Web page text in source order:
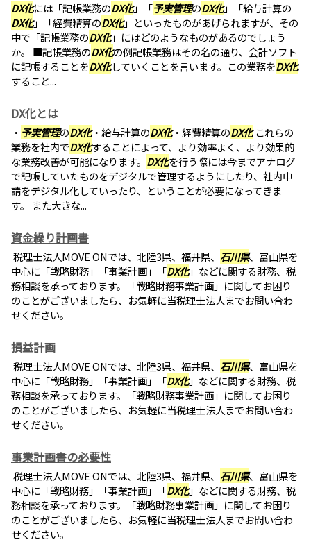
DX化には「記帳業務のDX化」「予実管理のDX化」「給与計算の
DX化」「経費精算のDX化」といったものがあげられますが、その
中で「記帳業務のDX化」にはどのようなものがあるのでしょう
か。 ■記帳業務のDX化の例記帳業務はその名の通り、会計ソフト
に記帳することをDX化していくことを言います。この業務をDX化
すること...
DX化とは
・ 予実管理のDX化・給与計算のDX化・経費精算のDX化これらの
業務を社内でDX化することによって、より効率よく、より効果的
な業務改善が可能になります。 DX化を行う際には今までアナログ
で記帳していたものをデジタルで管理するようにしたり、社内申
請をデジタル化していったり、ということが必要になってきま
す。 また大きな...
資金繰り計画書
税理士法人MOVE ONでは、北陸3県、福井県、 石川県、富山県を
中心に「戦略財務」「事業計画」「DX化」などに関する財務、税
務相談を承っております。「戦略財務事業計画」に関してお困り
のことがございましたら、お気軽に当税理士法人までお問い合わ
せください。
損益計画
税理士法人MOVE ONでは、北陸3県、福井県、 石川県、富山県を
中心に「戦略財務」「事業計画」「DX化」などに関する財務、税
務相談を承っております。「戦略財務事業計画」に関してお困り
のことがございましたら、お気軽に当税理士法人までお問い合わ
せください。
事業計画書の必要性
税理士法人MOVE ONでは、北陸3県、福井県、 石川県、富山県を
中心に「戦略財務」「事業計画」「DX化」などに関する財務、税
務相談を承っております。「戦略財務事業計画」に関してお困り
のことがございましたら、お気軽に当税理士法人までお問い合わ
せください。